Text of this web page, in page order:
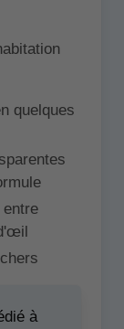
quelques
à